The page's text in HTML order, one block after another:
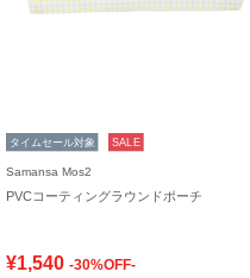
タイムセール対象 SALE
Samansa Mos2
PVCコーティングラウンドポーチ
¥1,540 -30%OFF-